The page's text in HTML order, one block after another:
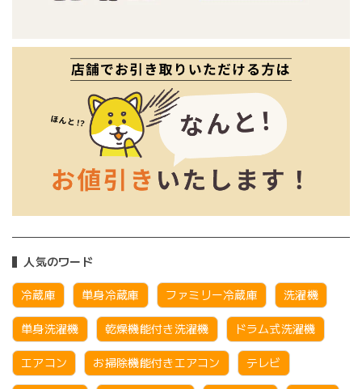
人気のワード
冷蔵庫 単身冷蔵庫 ファミリー冷蔵庫 洗濯機
単身洗濯機 乾燥機能付き洗濯機 ドラム式洗濯機
エアコン お掃除機能付きエアコン テレビ